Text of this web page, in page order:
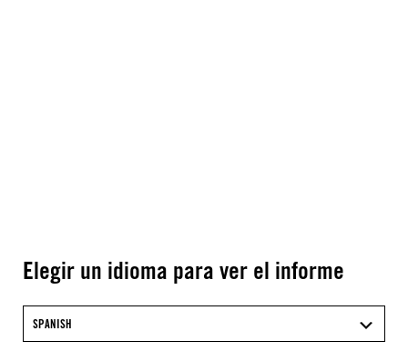
Elegir un idioma para ver el informe
SPANISH